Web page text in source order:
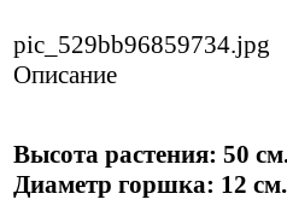
pic_529bb96859734.jpg
Описание
Высота растения: 50
Диаметр горшка: 12 см.